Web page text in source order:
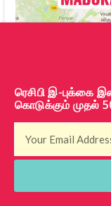
நான்
​ரெசிபி இ-புக்கை
கொடுக்கும்